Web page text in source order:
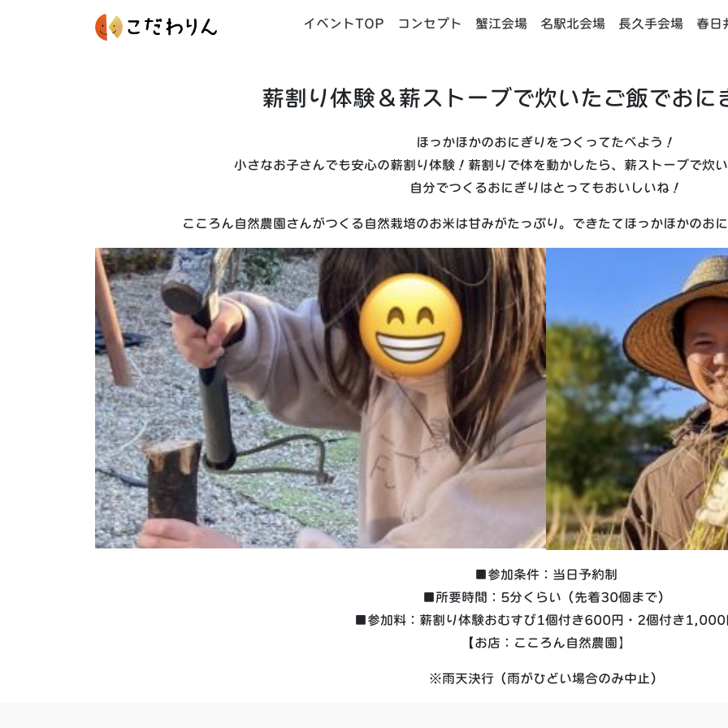
イベントTOP コンセプト 蟹江会場 名駅北会場 長久手会場 春日
薪割り体験＆薪ストーブで炊いたご飯でおに
ほっかほかのおにぎりをつくってたべよう！
小さなお子さんでも安心の薪割り体験！薪割りで体を動かしたら、薪ストーブで炊
自分でつくるおにぎりはとってもおいしいね！
こころん自然農園さんがつくる自然栽培のお米は甘みがたっぷり。できたてほっかほかのお
■参加条件：当日予約制
■所要時間：5分くらい（先着30個まで）
■参加料：薪割り体験おむすび1個付き600円・2個付き1,000
【お店：こころん自然農園】
※雨天決行（雨がひどい場合のみ中止）